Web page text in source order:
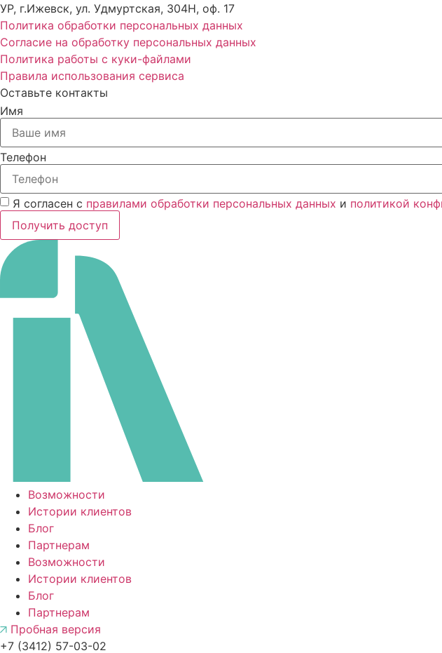
УР, г.Ижевск, ул. Удмуртская, 304Н, оф. 17
Политика обработки персональных данных
Согласие на обработку персональных данных
Политика работы с куки-файлами
Правила использования сервиса
Оставьте контакты
Имя
Телефон
Я согласен с правилами обработки персональных данных и политикой
Получить доступ
Возможности
Истории клиентов
Блог
Партнерам
Возможности
Истории клиентов
Блог
Партнерам
Пробная версия
+7 (3412) 57-03-02